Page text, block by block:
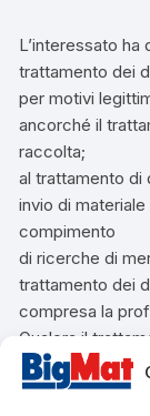
L’interessato
trattamento dei
per motivi
ancorché il
raccolta;
al trattamento di
invio di
compimento
di ricerche di
trattamento dei
compresa la
Qualora il
consenso in